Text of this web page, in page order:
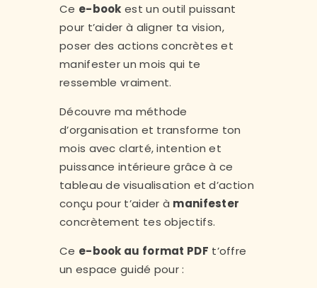
Ce e-book est un outil puissant
pour t’aider à aligner ta vision,
poser des actions concrètes et
manifester un mois qui te
ressemble vraiment.
Découvre ma méthode
d’organisation et transforme ton
mois avec clarté, intention et
puissance intérieure grâce à ce
tableau de visualisation et d’action
conçu pour t’aider à manifester
concrètement tes objectifs.
Ce e-book au format PDF t’offre
un espace guidé pour :